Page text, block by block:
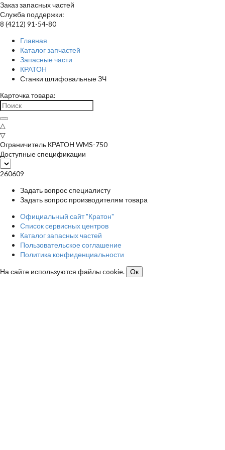
Заказ запасных частей
Служба поддержки:
8 (4212) 91-54-80
Главная
Каталог запчастей
Запасные части
КРАТОН
Станки шлифовальные ЗЧ
Карточка товара:
△
▽
Ограничитель КРАТОН WMS-750
Доступные спецификации
260609
Задать вопрос специалисту
Задать вопрос производителям товара
Официальный сайт "Кратон"
Список сервисных центров
Каталог запасных частей
Пользовательское соглашение
Политика конфиденциальности
На сайте используются файлы cookie.
Ок